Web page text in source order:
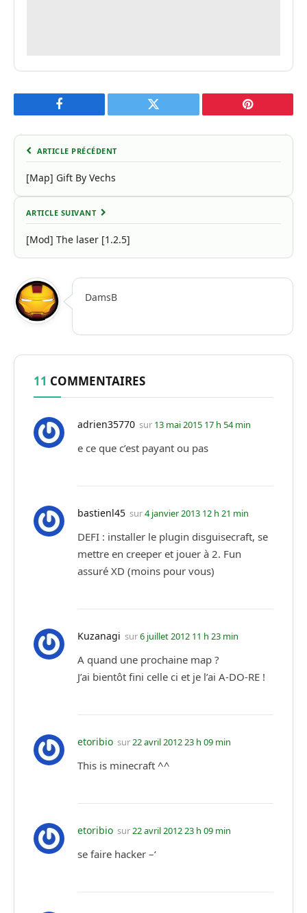
Facebook Twitter Pinterest
ARTICLE PRÉCÉDENT
[Map] Gift By Vechs
ARTICLE SUIVANT
[Mod] The laser [1.2.5]
DamsB
11 COMMENTAIRES
adrien35770 sur 13 mai 2015 17 h 54 min
e ce que c’est payant ou pas
bastienl45 sur4 janvier 2013 12 h 21 min
DEFI : installer le plugin disguisecraft, se
mettre en creeper et jouer à 2. Fun
assuré XD (moins pour vous)
Kuzanagi sur6 juillet 2012 11 h 23 min
A quand une prochaine map ?
J’ai bientôt fini celle ci et je l’ai A-DO-RE !
etoribio sur22 avril 2012 23 h 09 min
This is minecraft ^^
etoribio sur22 avril 2012 23 h 09 min
se faire hacker –‘